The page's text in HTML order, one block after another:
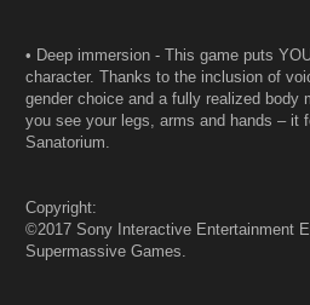
• Deep immersion - This game puts
character. Thanks to the inclusion of
gender choice and a fully realized body
you see your legs, arms and hands – it
Sanatorium.
Copyright:
©2017 Sony Interactive Entertainment
Supermassive Games.